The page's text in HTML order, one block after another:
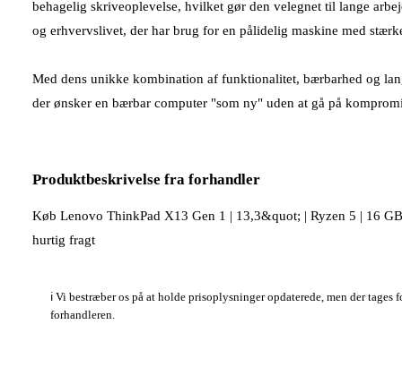
behagelig skriveoplevelse, hvilket gør den velegnet til lange
og erhvervslivet, der har brug for en pålidelig maskine med
Med dens unikke kombination af funktionalitet, bærbarhed og
der ønsker en bærbar computer "som ny" uden at gå på
Produktbeskrivelse fra forhandler
Køb Lenovo ThinkPad X13 Gen 1 | 13,3&quot; | Ryzen 5 | 16
hurtig fragt
ℹ️ Vi bestræber os på at holde prisoplysninger opdaterede, men der
forhandleren.